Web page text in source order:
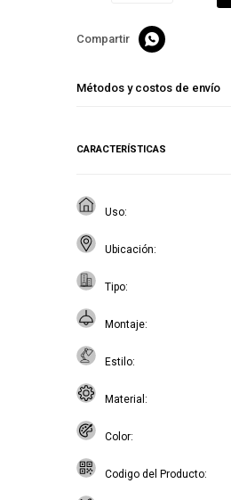

Métodos y costos de envío
CARACTERÍSTICAS
Uso
Ubicación
Tipo
Montaje
Estilo
Material
Color
Codigo del Producto